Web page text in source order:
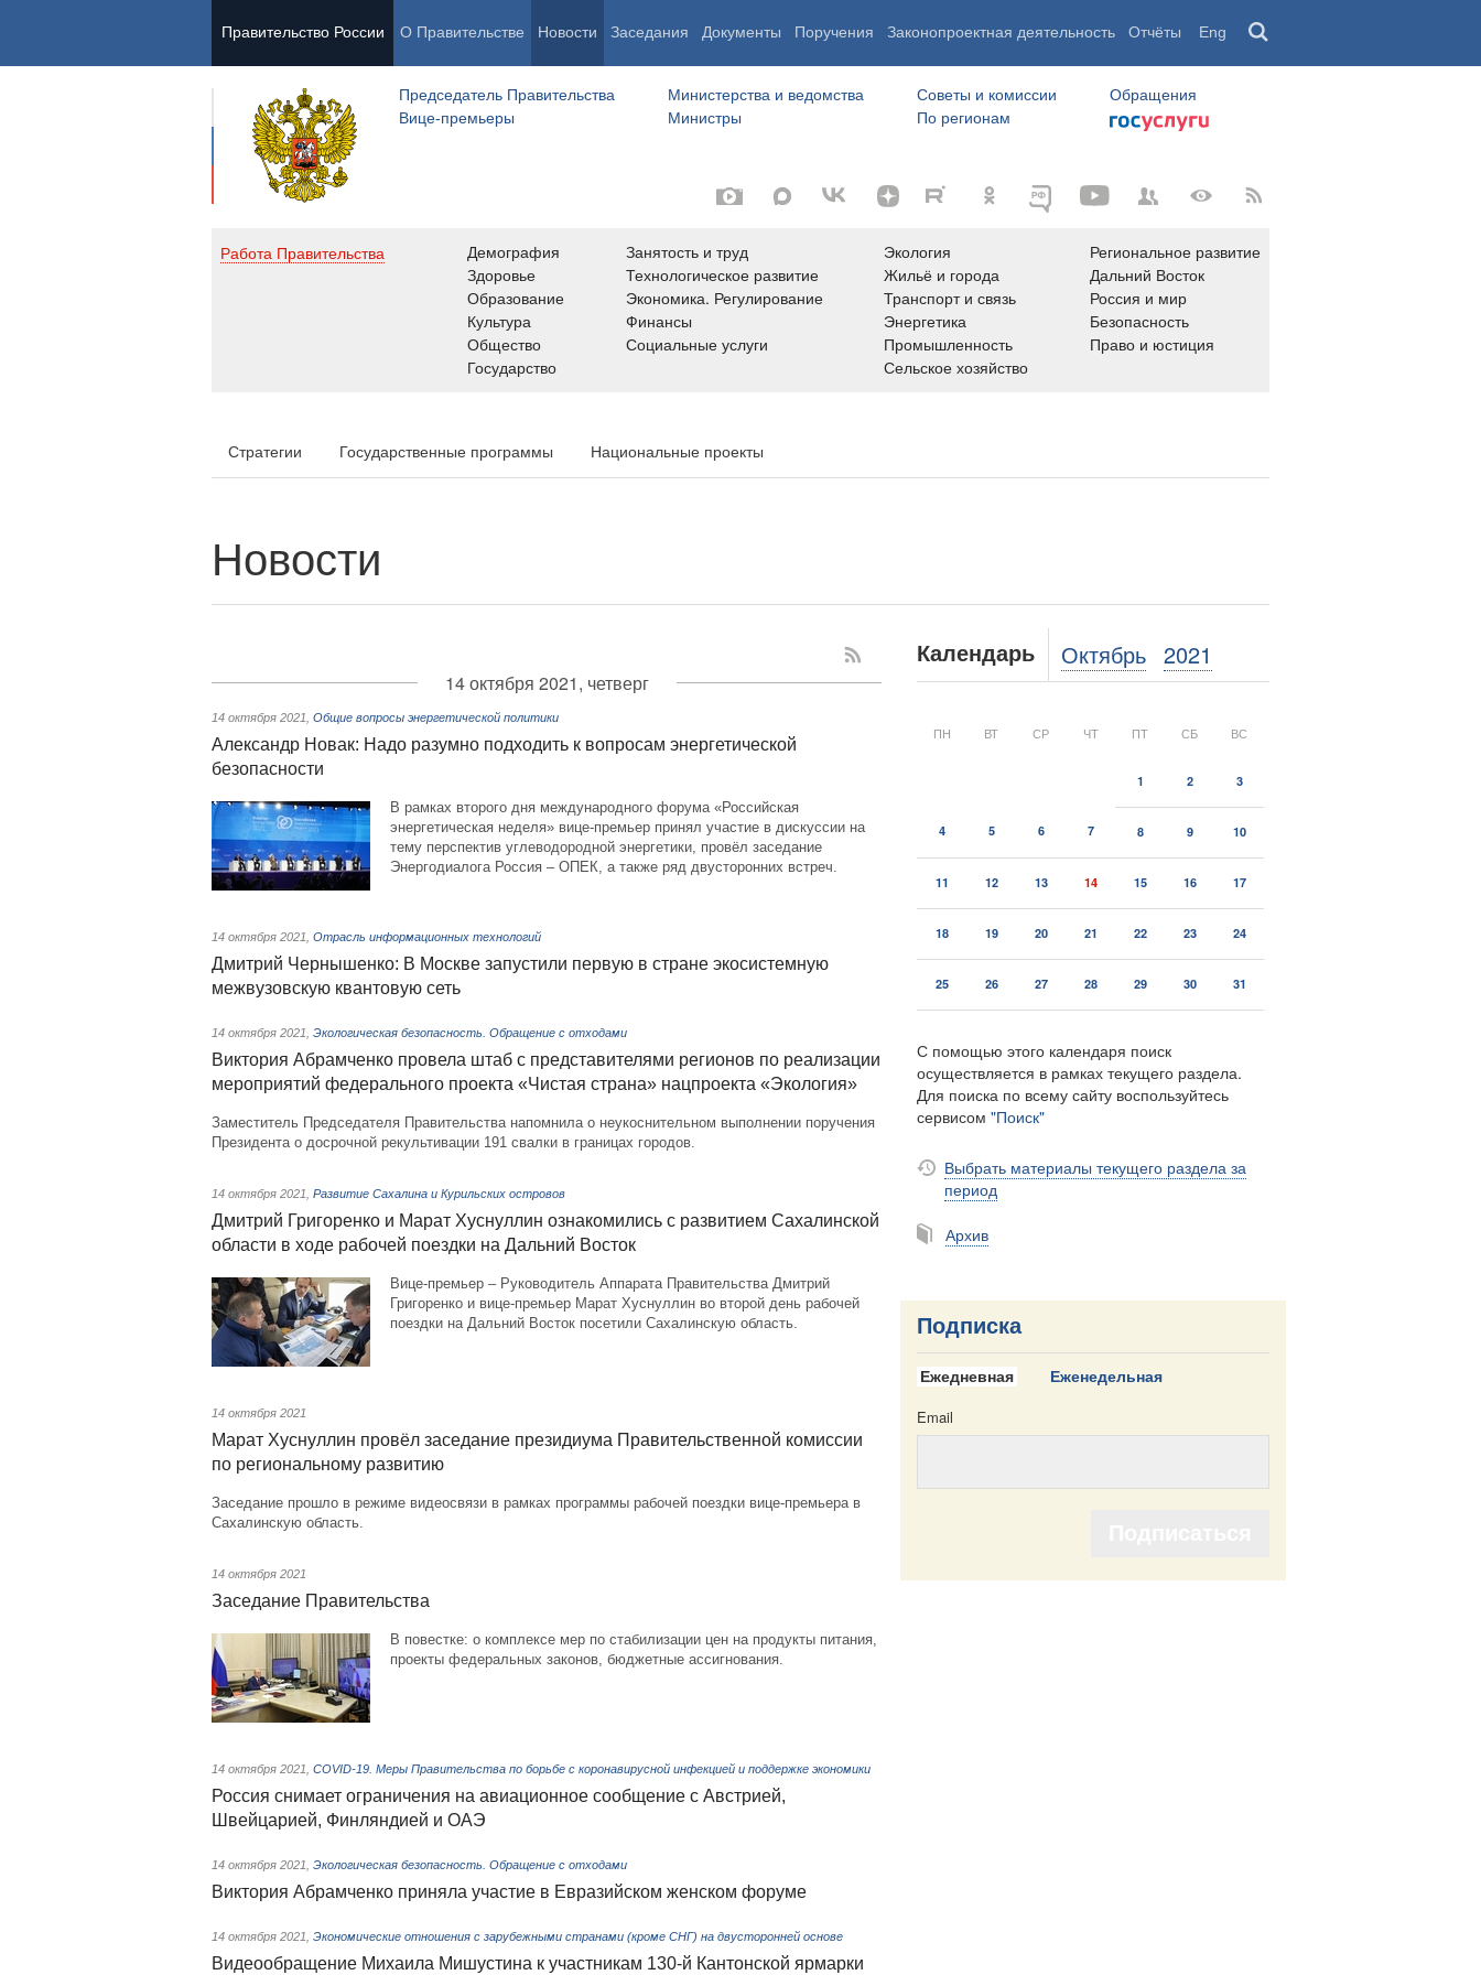
Правительство России О Правительстве Новости Заседания Документы Поручения Законопроектная деятельность Отчёты Eng
Председатель Правительства
Вице-премьеры
Министерства и ведомства
Министры
Советы и комиссии
По регионам
Обращения
Работа Правительства
Демография
Здоровье
Образование
Культура
Общество
Государство
Занятость и труд
Технологическое развитие
Экономика. Регулирование
Финансы
Социальные услуги
Экология
Жильё и города
Транспорт и связь
Энергетика
Промышленность
Сельское хозяйство
Региональное развитие
Дальний Восток
Россия и мир
Безопасность
Право и юстиция
Стратегии Государственные программы Национальные проекты
Новости
14 октября 2021, четверг
14 октября 2021 Общие вопросы энергетической политики
Александр Новак: Надо разумно подходить к вопросам энергетической
безопасности
В рамках второго дня международного форума «Российская
энергетическая неделя» вице-премьер принял участие в дискуссии на
тему перспектив углеводородной энергетики, провёл заседание
Энергодиалога Россия – ОПЕК, а также ряд двусторонних встреч.
14 октября 2021 Отрасль информационных технологий
Дмитрий Чернышенко: В Москве запустили первую в стране экосистемную
межвузовскую квантовую сеть
14 октября 2021 Экологическая безопасность. Обращение с отходами
Виктория Абрамченко провела штаб с представителями регионов по реализации
мероприятий федерального проекта «Чистая страна» нацпроекта «Экология»
Заместитель Председателя Правительства напомнила о неукоснительном выполнении поручения
Президента о досрочной рекультивации 191 свалки в границах городов.
14 октября 2021 Развитие Сахалина и Курильских островов
Дмитрий Григоренко и Марат Хуснуллин ознакомились с развитием Сахалинской
области в ходе рабочей поездки на Дальний Восток
Вице-премьер – Руководитель Аппарата Правительства Дмитрий
Григоренко и вице-премьер Марат Хуснуллин во второй день рабочей
поездки на Дальний Восток посетили Сахалинскую область.
14 октября 2021
Марат Хуснуллин провёл заседание президиума Правительственной комиссии
по региональному развитию
Заседание прошло в режиме видеосвязи в рамках программы рабочей поездки вице-премьера в
Сахалинскую область.
14 октября 2021
Заседание Правительства
В повестке: о комплексе мер по стабилизации цен на продукты питания,
проекты федеральных законов, бюджетные ассигнования.
14 октября 2021 COVID-19. Меры Правительства по борьбе с коронавирусной инфекцией и поддержке экономики
Россия снимает ограничения на авиационное сообщение с Австрией,
Швейцарией, Финляндией и ОАЭ
14 октября 2021 Экологическая безопасность. Обращение с отходами
Виктория Абрамченко приняла участие в Евразийском женском форуме
14 октября 2021 Экономические отношения с зарубежными странами (кроме СНГ) на двусторонней основе
Видеообращение Михаила Мишустина к участникам 130-й Кантонской ярмарки
Календарь Октябрь 2021
ПН ВТ СР ЧТ ПТ СБ ВС
1 2 3
4 5 6 7 8 9 10
11 12 13 14 15 16 17
18 19 20 21 22 23 24
25 26 27 28 29 30 31
С помощью этого календаря поиск
осуществляется в рамках текущего раздела.
Для поиска по всему сайту воспользуйтесь
сервисом "Поиск"
Выбрать материалы текущего раздела за
период
Архив
Подписка
Ежедневная Еженедельная
Email